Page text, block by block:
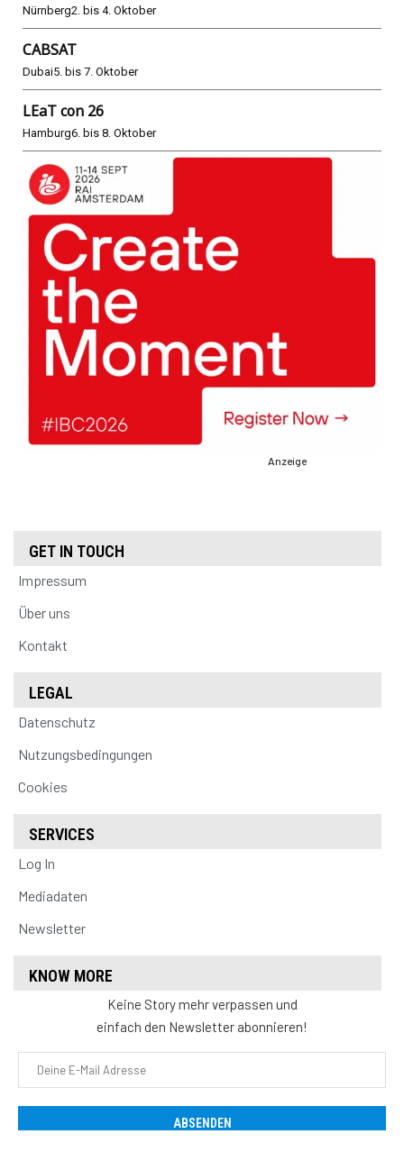
Nürnberg2. bis 4. Oktober
CABSAT
Dubai5. bis 7. Oktober
LEaT con 26
Hamburg6. bis 8. Oktober
Anzeige
GET IN TOUCH
Impressum
Über uns
Kontakt
LEGAL
Datenschutz
Nutzungsbedingungen
Cookies
SERVICES
Log In
Mediadaten
Newsletter
KNOW MORE
Keine Story mehr verpassen und
einfach den Newsletter abonnieren!